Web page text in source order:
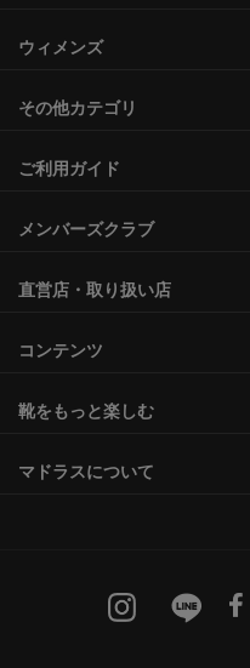
ウィメンズ
その他カテゴリ
ご利用ガイド
メンバーズクラブ
直営店・取り扱い店
コンテンツ
靴をもっと楽しむ
マドラスについて